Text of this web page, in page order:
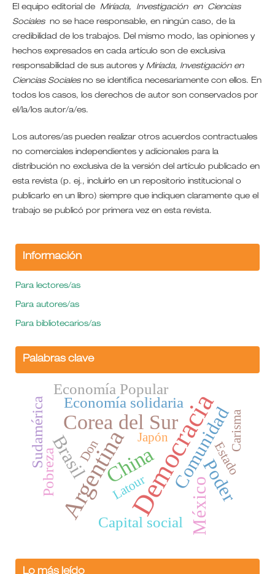
El equipo editorial de Miríada, Investigación en Ciencias
Sociales no se hace responsable, en ningún caso, de la
credibilidad de los trabajos. Del mismo modo, las opiniones y
hechos expresados en cada artículo son de exclusiva
responsabilidad de sus autores y Miríada, Investigación en
Ciencias Sociales no se identifica necesariamente con ellos. En
todos los casos, los derechos de autor son conservados por
el/la/los autor/a/es.
Los autores/as pueden realizar otros acuerdos contractuales
no comerciales independientes y adicionales para la
distribución no exclusiva de la versión del artículo publicado en
esta revista (p. ej., incluirlo en un repositorio institucional o
publicarlo en un libro) siempre que indiquen claramente que el
trabajo se publicó por primera vez en esta revista.
Información
Para lectores/as
Para autores/as
Para bibliotecarios/as
Palabras clave
Democracia
ArgentinaChina
Corea del SurComunidad
México
Brasil Poder
Economía solidaria
Pobreza
Capital social
Sudamérica
Economía Popular
Don
Japón
Latour
Estado
Carisma